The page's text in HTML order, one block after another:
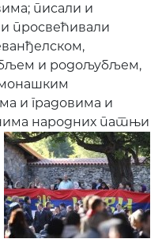
писали и
просвећивали
и родољубљем,
и градовима и
народних патњи